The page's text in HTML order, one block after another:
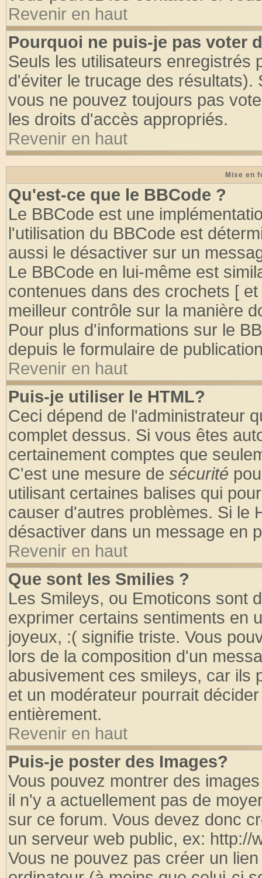
Revenir en haut
Pourquoi ne puis-je pas voter
Seuls les utilisateurs enregistrés
d'éviter le trucage des
vous ne pouvez toujours pas
les droits d'accès appropriés.
Revenir en haut
Mise en
Qu'est-ce que le BBCode ?
Le BBCode est une
l'utilisation du BBCode est
aussi le désactiver sur un
Le BBCode en lui-même est
contenues dans des crochets [
meilleur contrôle sur la manière
Pour plus d'informations sur le
depuis le formulaire de
Revenir en haut
Puis-je utiliser le HTML?
Ceci dépend de l'administrateur
complet dessus. Si vous êtes
certainement comptes que
C'est une mesure de sécurité
utilisant certaines balises qui
causer d'autres problèmes. Si le
désactiver dans un message en
Revenir en haut
Que sont les Smilies ?
Les Smileys, ou Emoticons sont
exprimer certains sentiments en
joyeux, :( signifie triste. Vous
lors de la composition d'un
abusivement ces smileys, car ils
et un modérateur pourrait
entièrement.
Revenir en haut
Puis-je poster des Images?
Vous pouvez montrer des
il n'y a actuellement pas de
sur ce forum. Vous devez donc
un serveur web public, ex: http://
Vous ne pouvez pas créer un